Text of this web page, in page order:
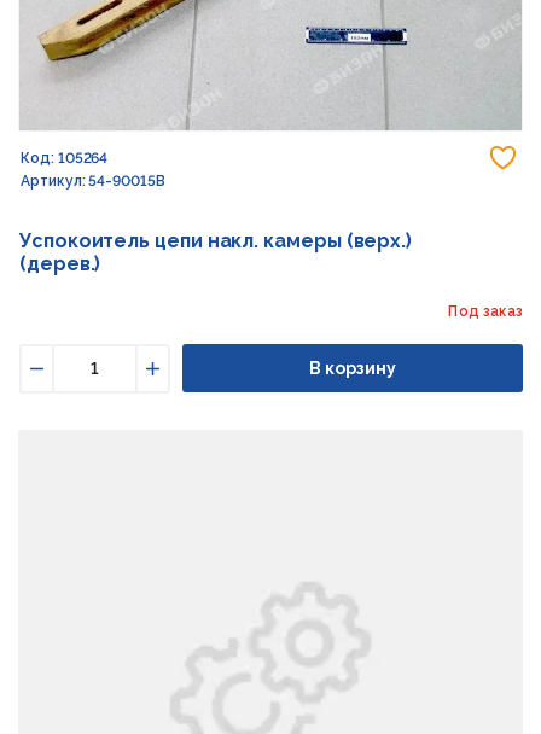
Код: 105264
Артикул: 54-90015В
Успокоитель цепи накл. камеры (верх.)
(дерев.)
Под заказ
Увеличить
В корзину